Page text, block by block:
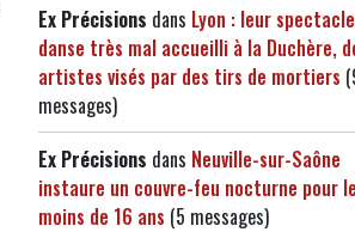
Ex Précisions dans Lyon : leur
danse très mal accueilli à la Duchère,
artistes visés par des tirs de mortiers
messages)
Ex Précisions dans Neuville-sur-Saône
instaure un couvre-feu nocturne pour
moins de 16 ans (5 messages)